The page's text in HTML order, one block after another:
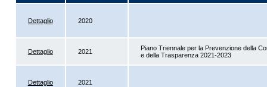
Dettaglio 2020
Dettaglio 2021
Piano Triennale per la Prevenzione della
e della Trasparenza 2021-2023
Dettaglio 2021